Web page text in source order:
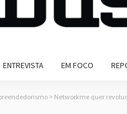
ENTREVISTA EM FOCO
> Networkme quer